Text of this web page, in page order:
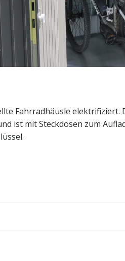
Fahrradhäusle
ist mit Steckdosen zum